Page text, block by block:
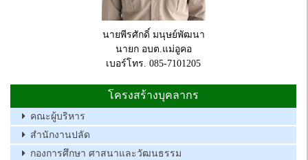
นายพีรศักดิ์ มนุษย์พัฒนา
นายก อบต.แม่อูคอ
เบอร์โทร. 085-7101205
โครงสร้างบุคลากร
คณะผู้บริหาร
สำนักงานปลัด
กองการศึกษา ศาสนาและวัฒนธรรม